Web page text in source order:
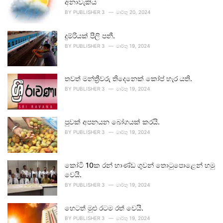
අනාවැකිය
BY PUBLISHER 3 මාර්තු 20, 2024
දුම්රියක් පීලි පනී.
BY PUBLISHER 3 මාර්තු 19, 2024
තවත් මන්ත්‍රීවරු තිදෙනෙක් කෝප් හැර යති.
BY PUBLISHER 3 මාර්තු 19, 2024
පුවක් අපනයන බෝගයක් කරයි.
BY PUBLISHER 3 මාර්තු 19, 2024
කෝටි 10ක රන් භාණ්ඩ ගුවන් තොටුපොළෙන් හමු
වෙයි.
BY PUBLISHER 3 මාර්තු 19, 2024
හෙටත් මුළු රටම රත් වෙයි.
BY PUBLISHER 3 මාර්තු 19, 2024